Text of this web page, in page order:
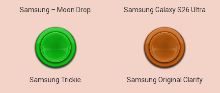
Samsung – Moon Drop Samsung Galaxy S26 Ultra
Samsung Trickie Samsung Original Clarity